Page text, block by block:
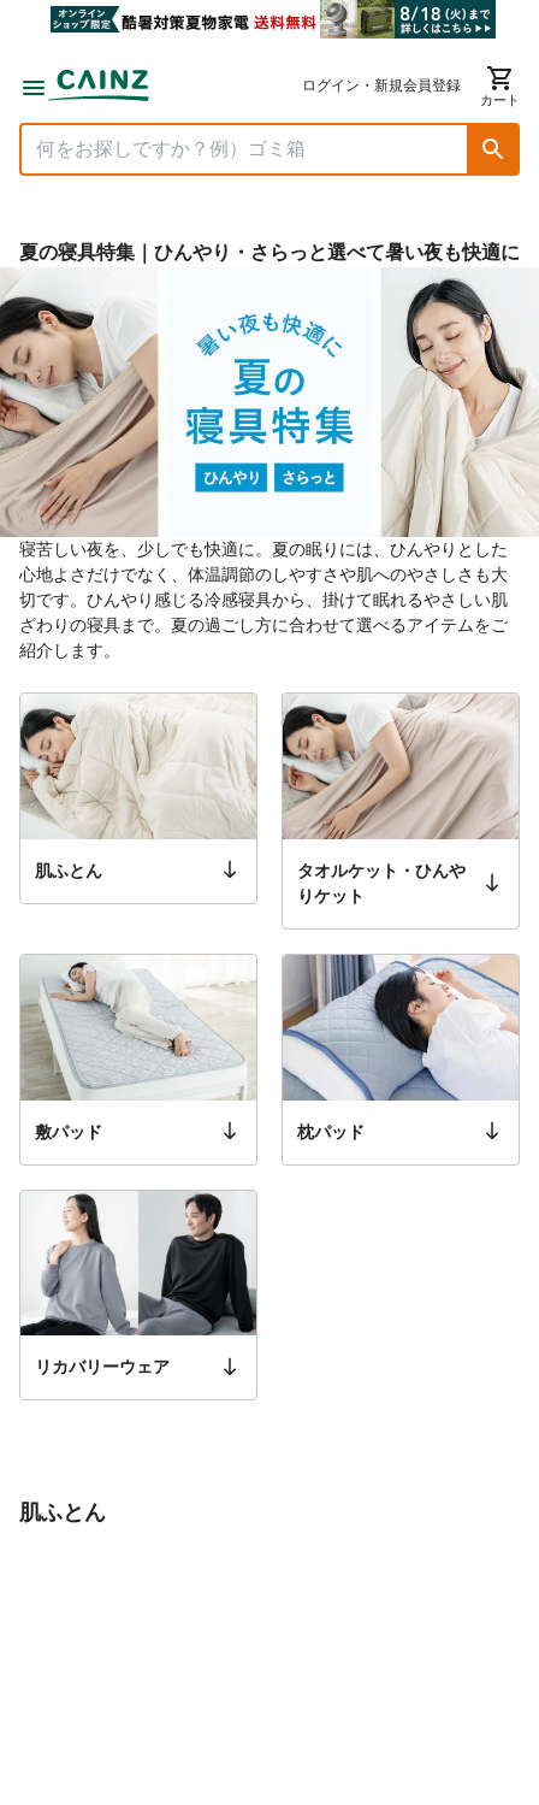
ログイン・新規会員登録
カート
夏の寝具特集｜ひんやり・さらっと選べて暑い夜も快適に
寝苦しい夜を、少しでも快適に。夏の眠りには、ひんやりとした
心地よさだけでなく、体温調節のしやすさや肌へのやさしさも大
切です。ひんやり感じる冷感寝具から、掛けて眠れるやさしい肌
ざわりの寝具まで。夏の過ごし方に合わせて選べるアイテムをご
紹介します。
肌ふとん
タオルケット・ひんや
りケット
敷パッド 枕パッド
リカバリーウェア
肌ふとん